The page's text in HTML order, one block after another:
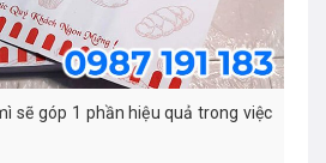
sẽ góp 1 phần hiệu quả trong việc